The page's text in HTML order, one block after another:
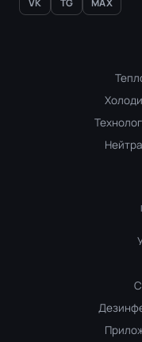
VK TG MAX